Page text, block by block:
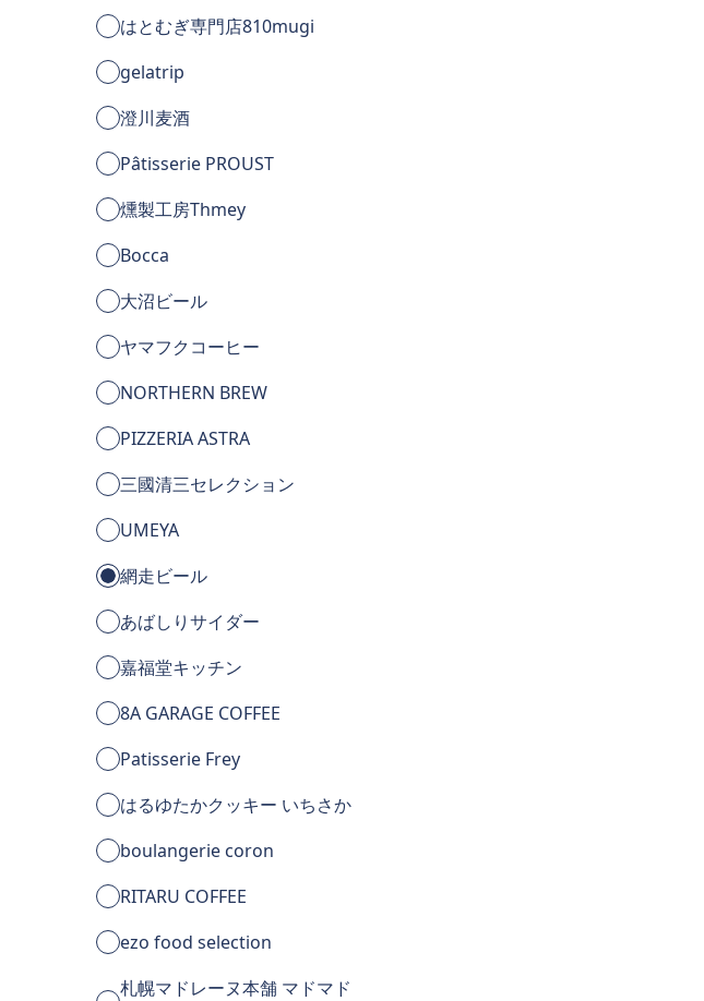
はとむぎ専門店810mugi
gelatrip
澄川麦酒
Pâtisserie PROUST
燻製工房Thmey
Bocca
大沼ビール
ヤマフクコーヒー
NORTHERN BREW
PIZZERIA ASTRA
三國清三セレクション
UMEYA
網走ビール
あばしりサイダー
嘉福堂キッチン
8A GARAGE COFFEE
Patisserie Frey
はるゆたかクッキー いちさか
boulangerie coron
RITARU COFFEE
ezo food selection
札幌マドレーヌ本舗 マドマド